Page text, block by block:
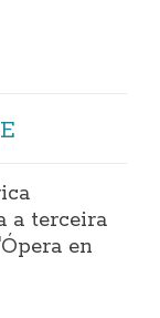
a terceira
en